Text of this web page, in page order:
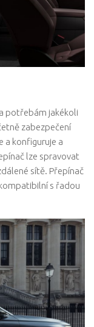
potřebám jakékoli
zabezpečení
a konfiguruje a
lze spravovat
sítě. Přepínač
s řadou